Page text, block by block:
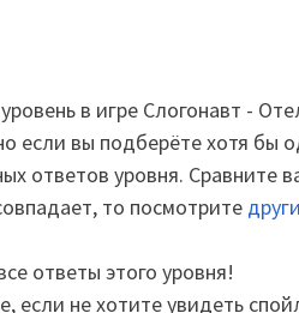
в игре Слогонавт -
если вы подберёте хотя бы
ответов уровня. Сравните
то посмотрите
ответы этого уровня!
если не хотите увидеть